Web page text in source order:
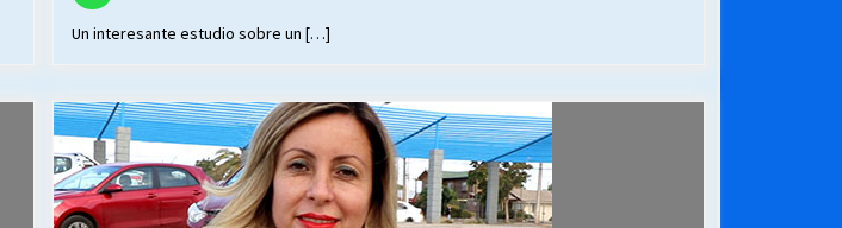
Un interesante estudio sobre un […]